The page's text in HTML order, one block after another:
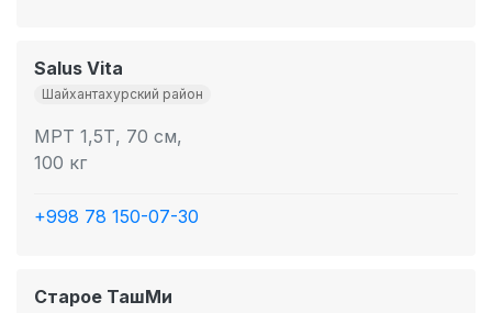
Salus Vita
Шайхантахурский район
МРТ 1,5Т, 70 см,
100 кг
+998 78 150-07-30
Старое ТашМи